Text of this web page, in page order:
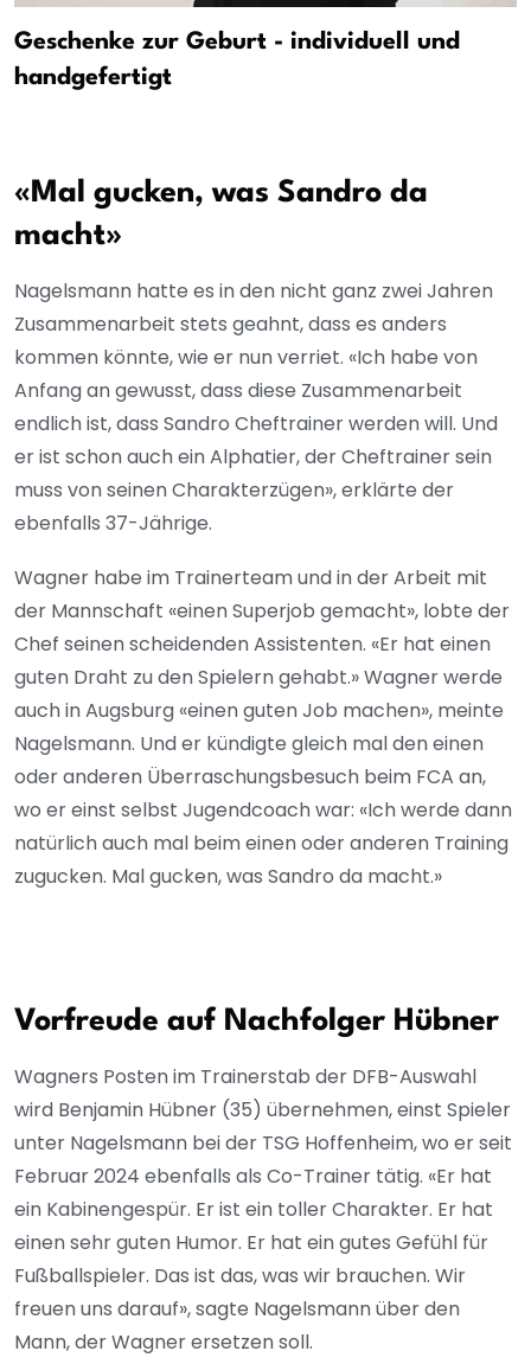
Geschenke zur Geburt - individuell und
handgefertigt
«Mal gucken, was Sandro da
macht»
Nagelsmann hatte es in den nicht ganz zwei Jahren
Zusammenarbeit stets geahnt, dass es anders
kommen könnte, wie er nun verriet. «Ich habe von
Anfang an gewusst, dass diese Zusammenarbeit
endlich ist, dass Sandro Cheftrainer werden will. Und
er ist schon auch ein Alphatier, der Cheftrainer sein
muss von seinen Charakterzügen», erklärte der
ebenfalls 37-Jährige.
Wagner habe im Trainerteam und in der Arbeit mit
der Mannschaft «einen Superjob gemacht», lobte der
Chef seinen scheidenden Assistenten. «Er hat einen
guten Draht zu den Spielern gehabt.» Wagner werde
auch in Augsburg «einen guten Job machen», meinte
Nagelsmann. Und er kündigte gleich mal den einen
oder anderen Überraschungsbesuch beim FCA an,
wo er einst selbst Jugendcoach war: «Ich werde dann
natürlich auch mal beim einen oder anderen Training
zugucken. Mal gucken, was Sandro da macht.»
Vorfreude auf Nachfolger Hübner
Wagners Posten im Trainerstab der DFB-Auswahl
wird Benjamin Hübner (35) übernehmen, einst Spieler
unter Nagelsmann bei der TSG Hoffenheim, wo er seit
Februar 2024 ebenfalls als Co-Trainer tätig. «Er hat
ein Kabinengespür. Er ist ein toller Charakter. Er hat
einen sehr guten Humor. Er hat ein gutes Gefühl für
Fußballspieler. Das ist das, was wir brauchen. Wir
freuen uns darauf», sagte Nagelsmann über den
Mann, der Wagner ersetzen soll.